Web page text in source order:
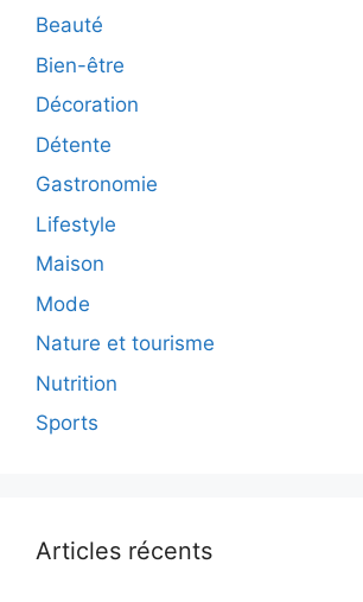
Beauté
Bien-être
Décoration
Détente
Gastronomie
Lifestyle
Maison
Mode
Nature et tourisme
Nutrition
Sports
Articles récents